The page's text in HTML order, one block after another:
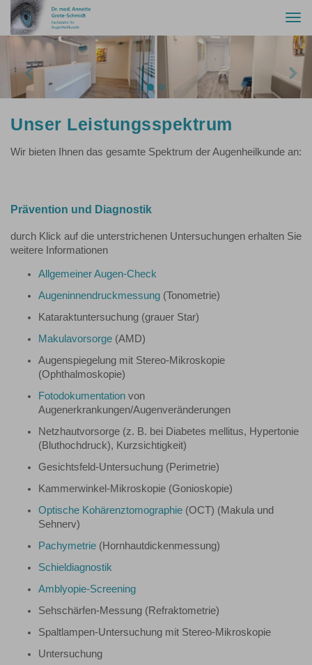
Previous
Unser Leistungsspektrum
Wir bieten Ihnen das gesamte Spektrum der Augenheilkunde an:
Prävention und Diagnostik
durch Klick auf die unterstrichenen Untersuchungen erhalten Sie
weitere Informationen
Allgemeiner Augen-Check
Augeninnendruckmessung (Tonometrie)
Kataraktuntersuchung (grauer Star)
Makulavorsorge (AMD)
Augenspiegelung mit Stereo-Mikroskopie
(Ophthalmoskopie)
Fotodokumentation von
Augenerkrankungen/Augenveränderungen
Netzhautvorsorge (z. B. bei Diabetes mellitus, Hypertonie
(Bluthochdruck), Kurzsichtigkeit)
Gesichtsfeld-Untersuchung (Perimetrie)
Kammerwinkel-Mikroskopie (Gonioskopie)
Optische Kohärenztomographie (OCT) (Makula und
Sehnerv)
Pachymetrie (Hornhautdickenmessung)
Schieldiagnostik
Amblyopie-Screening
Sehschärfen-Messung (Refraktometrie)
Spaltlampen-Untersuchung mit Stereo-Mikroskopie
Untersuchung